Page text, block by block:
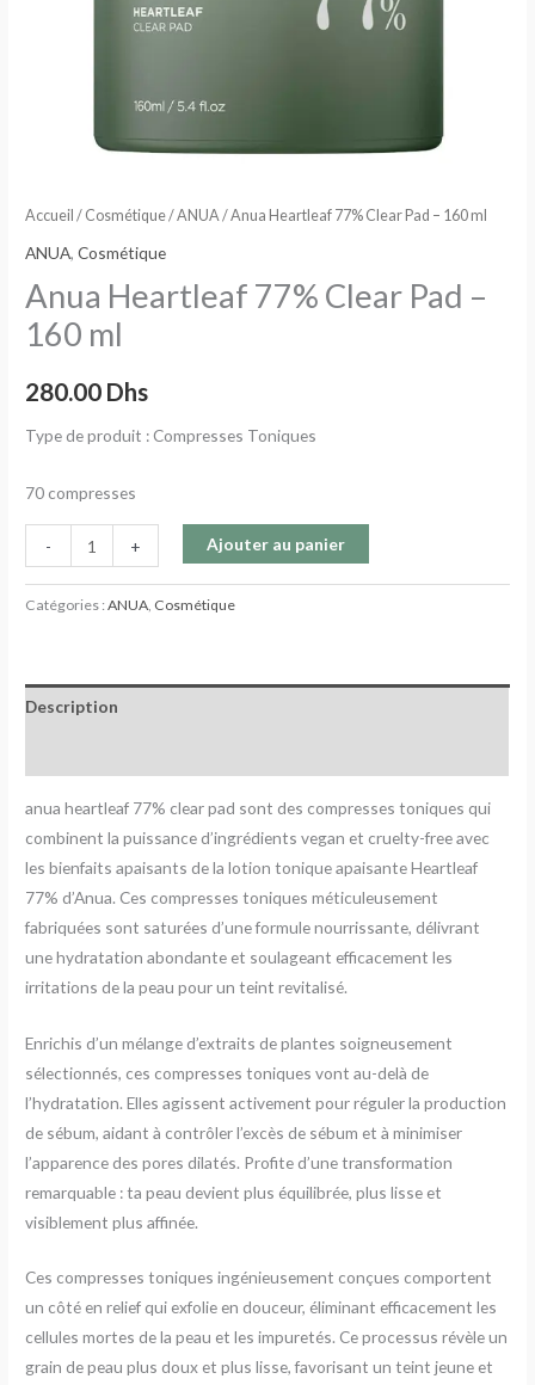
Accueil / Cosmétique/ANUA/ Anua Heartleaf 77% Clear Pad – 160 ml
ANUA,Cosmétique
Anua Heartleaf 77% Clear Pad –
160 ml
280.00 Dhs
Type de produit : Compresses Toniques
70 compresses
- + Ajouter au panier
Catégories :ANUA Cosmétique
Description
anua heartleaf 77% clear pad sont des compresses toniques qui
combinent la puissance d’ingrédients vegan et cruelty-free avec
les bienfaits apaisants de la lotion tonique apaisante Heartleaf
77% d’Anua. Ces compresses toniques méticuleusement
fabriquées sont saturées d’une formule nourrissante, délivrant
une hydratation abondante et soulageant efficacement les
irritations de la peau pour un teint revitalisé.
Enrichis d’un mélange d’extraits de plantes soigneusement
sélectionnés, ces compresses toniques vont au-delà de
l’hydratation. Elles agissent activement pour réguler la production
de sébum, aidant à contrôler l’excès de sébum et à minimiser
l’apparence des pores dilatés. Profite d’une transformation
remarquable : ta peau devient plus équilibrée, plus lisse et
visiblement plus affinée.
Ces compresses toniques ingénieusement conçues comportent
un côté en relief qui exfolie en douceur, éliminant efficacement les
cellules mortes de la peau et les impuretés. Ce processus révèle un
grain de peau plus doux et plus lisse, favorisant un teint jeune et